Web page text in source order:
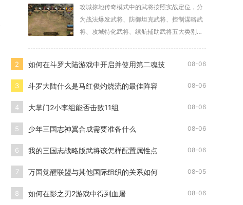
攻城掠地传奇模式中的武将按照实战定位，分
为战法爆发武将、防御坦克武将、控制谋略武
将、攻城特化武将、续航辅助武将五大类别，
2 如何在斗罗大陆游戏中开启并使用第二魂技 08-06
3 斗罗大陆什么是马红俊灼烧流的最佳阵容 08-06
4 大掌门2小李组能否击败11组 08-06
5 少年三国志神翼合成需要准备什么 08-06
6 我的三国志战略版武将该怎样配置属性点 08-06
7 万国觉醒联盟与其他国际组织的关系如何 08-05
8 如何在影之刃2游戏中得到血屠 08-06